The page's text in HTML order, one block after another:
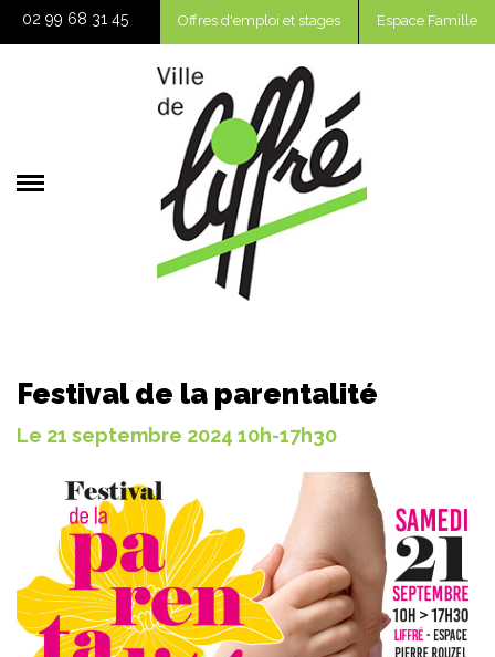
02 99 68 31 45 Offres d'emploi et stages Espace Famille
Festival de la parentalité
Le 21 septembre 2024 10h-17h30